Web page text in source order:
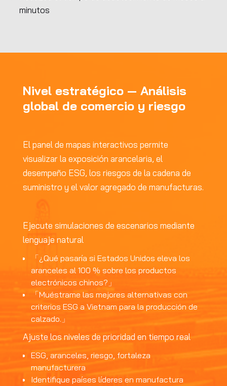
minutos
Nivel estratégico — Análisis
global de comercio y riesgo
El panel de mapas interactivos permite
visualizar la exposición arancelaria, el
desempeño ESG, los riesgos de la cadena de
suministro y el valor agregado de manufacturas.
Ejecute simulaciones de escenarios mediante
lenguaje natural
「¿Qué pasaría si Estados Unidos eleva los
aranceles al 100 % sobre los productos
electrónicos chinos?」
「Muéstrame las mejores alternativas con
criterios ESG a Vietnam para la producción de
calzado.」
Ajuste los niveles de prioridad en tiempo real
ESG, aranceles, riesgo, fortaleza
manufacturera
Identifique países líderes en manufactura